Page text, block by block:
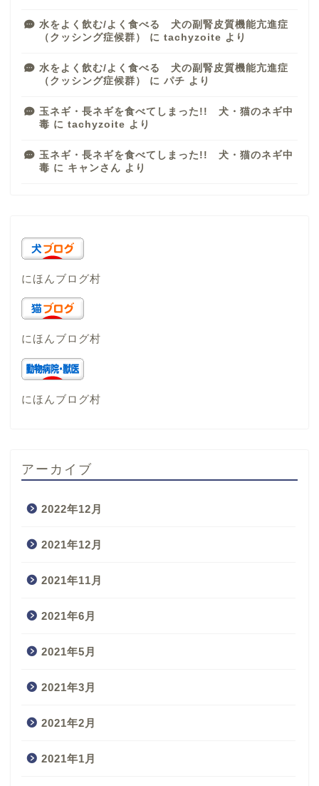
水をよく飲む/よく食べる 犬の副腎皮質機能亢進症
（クッシング症候群）
に tachyzoite より
水をよく飲む/よく食べる 犬の副腎皮質機能亢進症
（クッシング症候群）
に パチ より
玉ネギ・長ネギを食べてしまった!! 犬・猫のネギ中
毒 に tachyzoite より
玉ネギ・長ネギを食べてしまった!! 犬・猫のネギ中
毒 に キャンさん より
にほんブログ村
にほんブログ村
にほんブログ村
アーカイブ
2022年12月
2021年12月
2021年11月
2021年6月
2021年5月
2021年3月
2021年2月
2021年1月